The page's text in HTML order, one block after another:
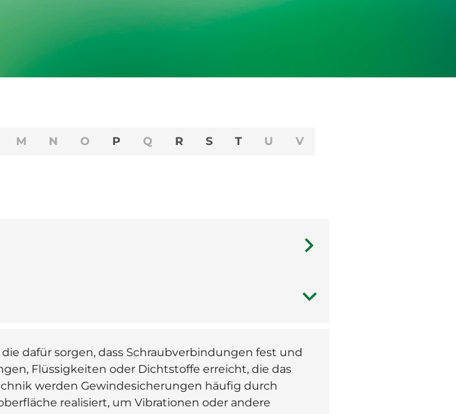
M N O P Q R S T U V
dafür sorgen, dass Schraubverbindungen fest und
Flüssigkeiten oder Dichtstoffe erreicht, die das
werden Gewindesicherungen häufig durch
realisiert, um Vibrationen oder andere